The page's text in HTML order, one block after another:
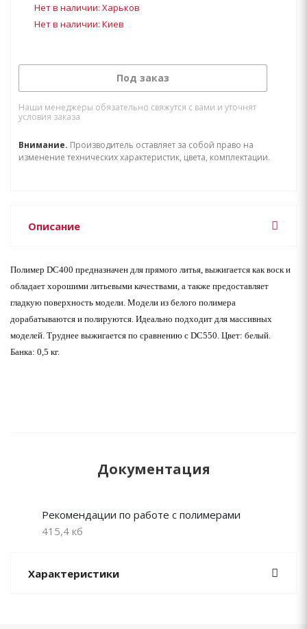
Нет в наличии: Харьков
Нет в наличии: Киев
Под заказ
Наши менеджеры обязательно свяжутся с вами и уточнят
условия заказа
Внимание. Производитель оставляет за собой право на
изменение технических характеристик, цвета, комплектации.
Описание
Полимер DC400 предназначен для прямого литья, выжигается как воск и
обладает хорошими литьевыми качествами, а также предоставляет
гладкую поверхность модели. Модели из белого полимера
дорабатываются и полируются. Идеально подходит для массивных
моделей. Труднее выжигается по сравнению с DC550. Цвет: белый.
Банка: 0,5 кг.
Документация
Рекомендации по работе с полимерами
415,4 кб
Характеристики